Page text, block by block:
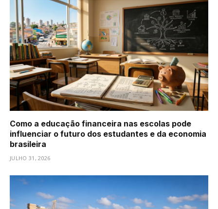
Como a educação financeira nas escolas pode
influenciar o futuro dos estudantes e da economia
brasileira
JULHO 31, 2026